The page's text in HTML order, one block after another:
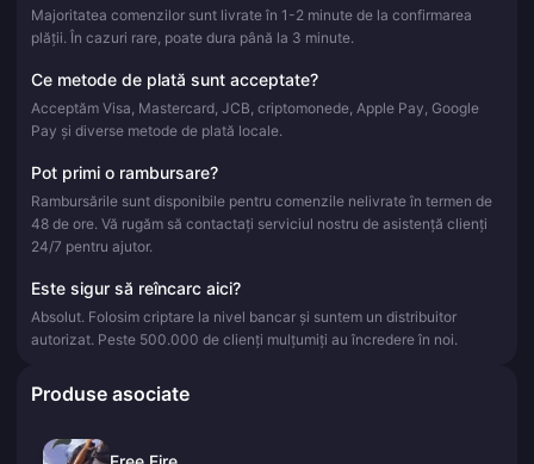
Majoritatea comenzilor sunt livrate în 1-2 minute de la confirmarea
plății. În cazuri rare, poate dura până la 3 minute.
Ce metode de plată sunt acceptate?
Acceptăm Visa, Mastercard, JCB, criptomonede, Apple Pay, Google
Pay și diverse metode de plată locale.
Pot primi o rambursare?
Rambursările sunt disponibile pentru comenzile nelivrate în termen de
48 de ore. Vă rugăm să contactați serviciul nostru de asistență clienți
24/7 pentru ajutor.
Este sigur să reîncarc aici?
Absolut. Folosim criptare la nivel bancar și suntem un distribuitor
autorizat. Peste 500.000 de clienți mulțumiți au încredere în noi.
Produse asociate